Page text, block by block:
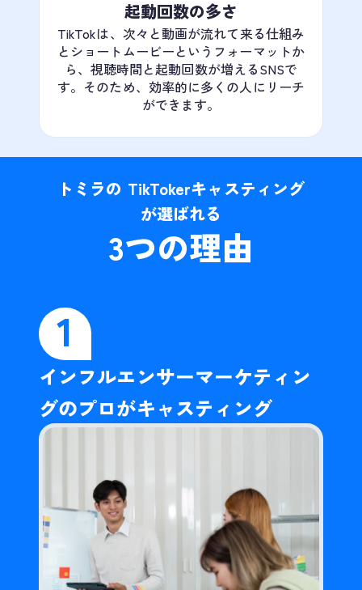
起動回数の多さ
TikTokは、次々と動画が流れて来る仕組み
とショートムービーというフォーマットか
ら、視聴時間と起動回数が増えるSNSで
す。そのため、効率的に多くの人にリーチ
ができます。
トミラの TikTokerキャスティング
が選ばれる
3つの理由
1
インフルエンサーマーケティン
グのプロがキャスティング